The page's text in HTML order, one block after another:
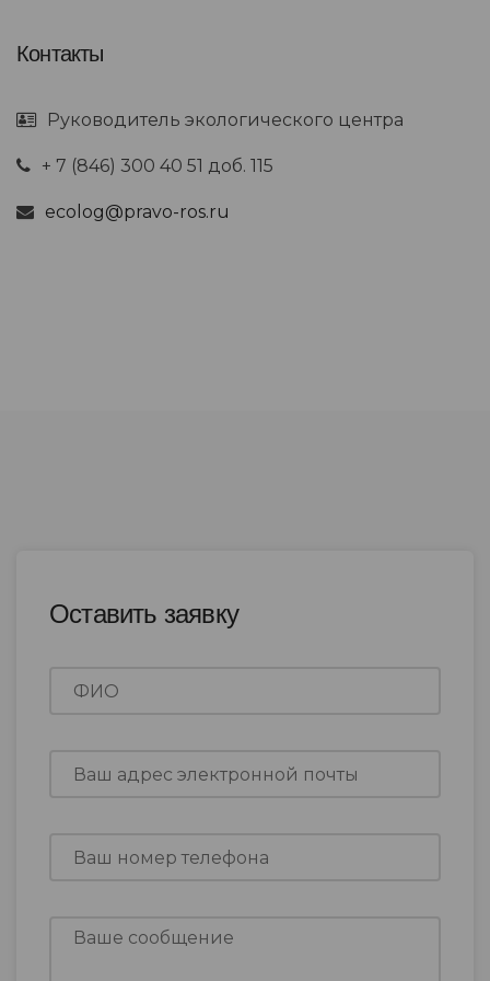
Контакты
Руководитель экологического центра
+ 7 (846) 300 40 51 доб. 115
ecolog@pravo-ros.ru
Оставить заявку